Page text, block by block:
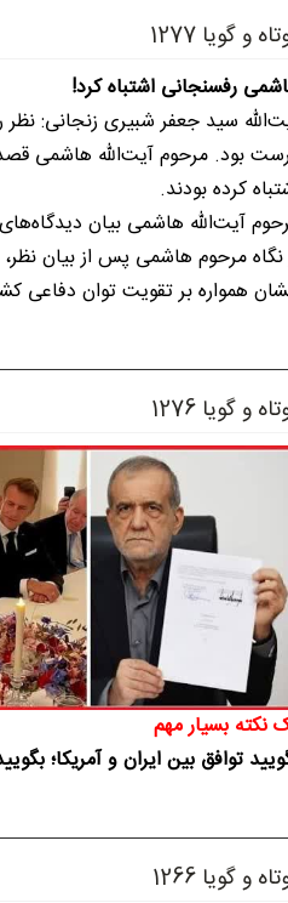
و گویا 1277
رفسنجانی اشتباه کرد!
سید جعفر شبیری زنجانی:
بود. مرحوم آیت‌الله هاشمی
کرده بودند.
آیت‌الله هاشمی بیان
نگاه مرحوم هاشمی پس از بیان
همواره بر تقویت توان
و گویا 1276
نکته بسیار مهم
توافق بین ایران و آمریکا؛
و گویا 1266